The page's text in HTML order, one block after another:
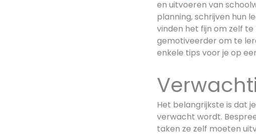
en uitvoeren van
planning, schrijven hun
vinden het fijn om zelf te
gemotiveerder om te
enkele tips voor je op
Het belangrijkste is dat
verwacht wordt.
taken ze zelf moeten